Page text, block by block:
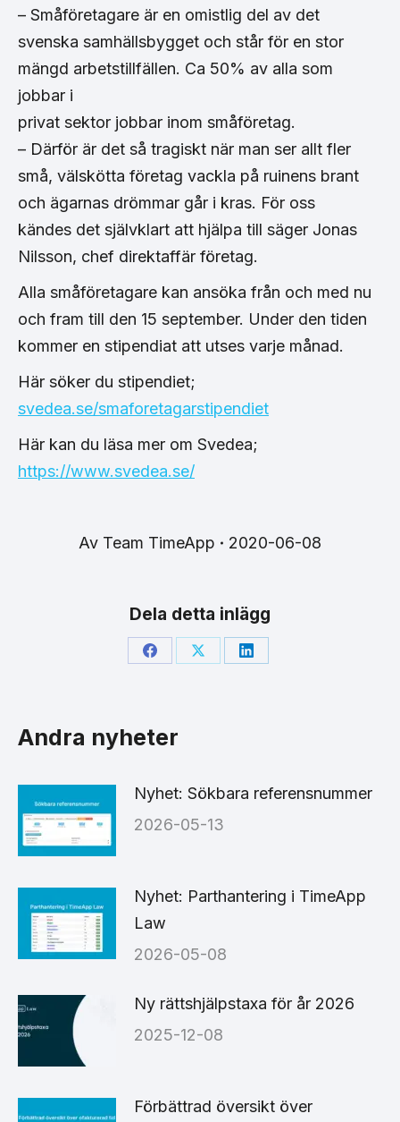
– Småföretagare är en omistlig del av det
svenska samhällsbygget och står för en stor
mängd arbetstillfällen. Ca 50% av alla som
jobbar i
privat sektor jobbar inom småföretag.
– Därför är det så tragiskt när man ser allt fler
små, välskötta företag vackla på ruinens brant
och ägarnas drömmar går i kras. För oss
kändes det självklart att hjälpa till säger Jonas
Nilsson, chef direktaffär företag.
Alla småföretagare kan ansöka från och med nu
och fram till den 15 september. Under den tiden
kommer en stipendiat att utses varje månad.
Här söker du stipendiet;
svedea.se/smaforetagarstipendiet
Här kan du läsa mer om Svedea;
https://www.svedea.se/
Av Team TimeApp 2020-06-08
Dela detta inlägg
Share Share Share
Andra nyheter
Nyhet: Sökbara referensnummer
2026-05-13
Nyhet: Parthantering i TimeApp
Law
2026-05-08
Ny rättshjälpstaxa för år 2026
2025-12-08
Förbättrad översikt över